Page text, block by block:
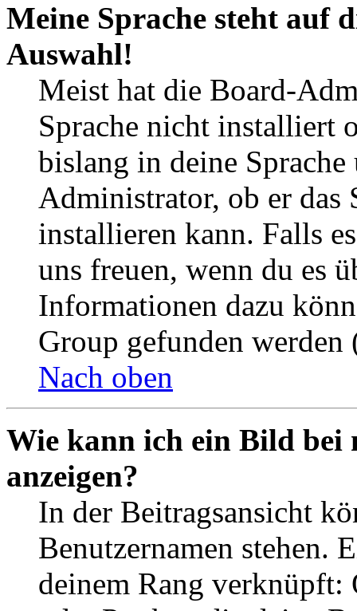
Meine Sprache steht auf
Auswahl!
Meist hat die Board-
Sprache nicht installiert
bislang in deine
Administrator, ob er das
installieren kann. Falls
uns freuen, wenn du es
Informationen dazu
Group gefunden
Nach oben
Wie kann ich ein Bild bei
anzeigen?
In der Beitragsansicht
Benutzernamen stehen.
deinem Rang verknüpft: